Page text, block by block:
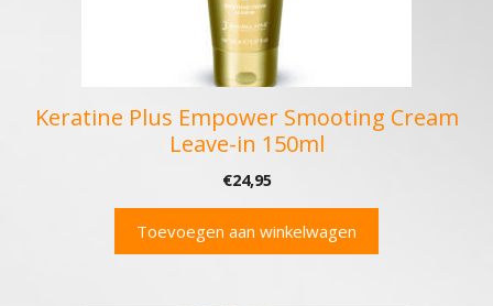
Keratine Plus Empower Smooting Cream
Leave-in 150ml
€24,95
Toevoegen aan winkelwagen